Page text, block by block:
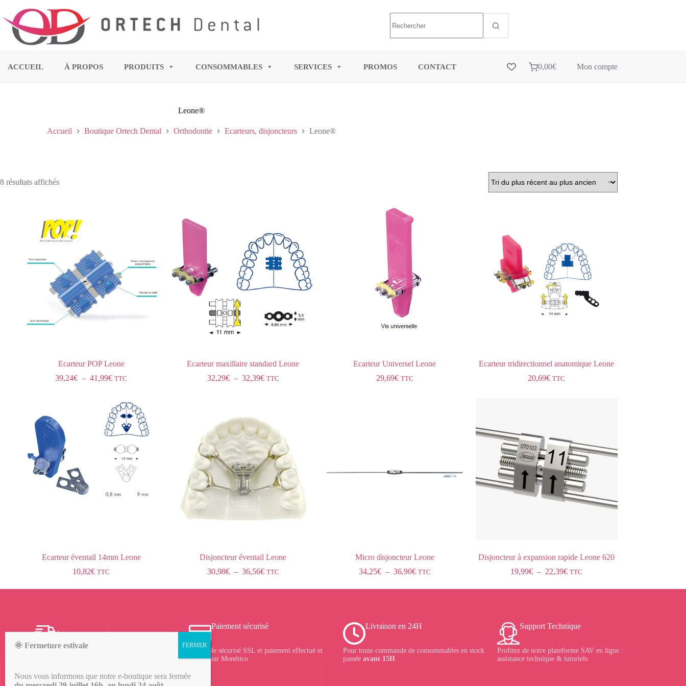
ACCUEIL À PROPOS PRODUITS CONSOMMABLES SERVICES PROMOS CONTACT 0,00€ Mon compte
Leone®
Accueil Boutique Ortech Dental Orthodontie Ecarteurs, disjoncteurs Leone®
8 résultats affichés
Ecarteur POP Leone
39,24€ – 41,99€ TTC
Ecarteur maxillaire standard Leone
32,29€ – 32,39€ TTC
Ecarteur Universel Leone
29,69€ TTC
Ecarteur tridirectionnel anatomique Leone
20,69€ TTC
Ecarteur éventail 14mm Leone
10,82€ TTC
Disjoncteur éventail Leone
30,98€ – 36,56€ TTC
Micro disjoncteur Leone
34,25€ – 36,90€ TTC
Disjoncteur à expansion rapide Leone 620
19,99€ – 22,39€ TTC
Livraison gratuite
Frais de port offerts à partir de 150 € d’achat sur le
Paiement sécurisé
Protocole sécurisé SSL et paiement effectué et
vérifié par Monético
Livraison en 24H
Pour toute commande de consommables en stock
passée avant 15H
Support Technique
Profitez de notre plateforme SAV en ligne :
assistance technique & tutoriels
🌞 Fermeture estivale
Nous vous informons que notre e-boutique sera fermée